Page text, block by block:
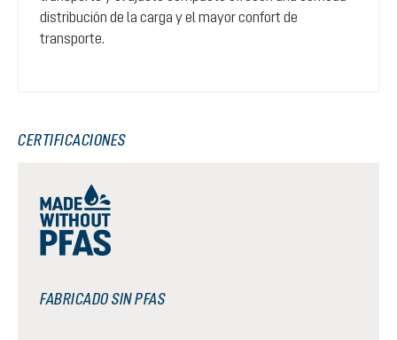
distribución de la carga y el mayor confort de
transporte.
CERTIFICACIONES
FABRICADO SIN PFAS